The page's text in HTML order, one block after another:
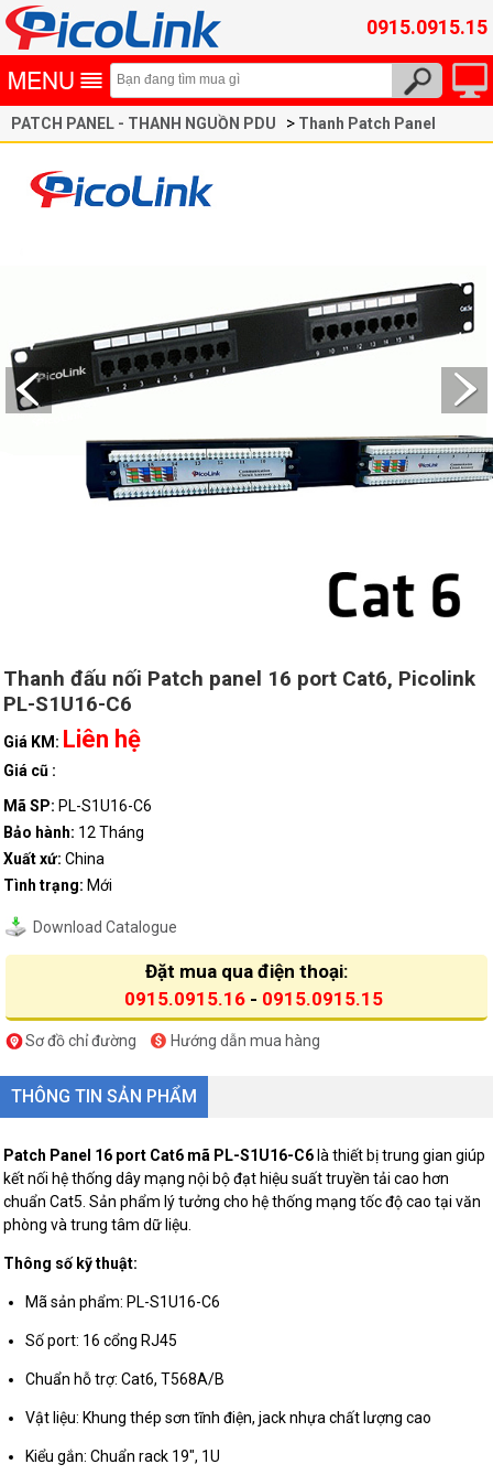
0915.0915.15
PATCH PANEL - THANH NGUỒN PDU Thanh Patch Panel
Thanh đấu nối Patch panel 16 port Cat6, Picolink
PL-S1U16-C6
Giá KM: Liên hệ
Giá cũ :
Mã SP: PL-S1U16-C6
Bảo hành: 12 Tháng
Xuất xứ: China
Tình trạng: Mới
Download Catalogue
Đặt mua qua điện thoại:
0915.0915.16 - 0915.0915.15
Sơ đồ chỉ đường Hướng dẫn mua hàng
THÔNG TIN SẢN PHẨM
Patch Panel 16 port Cat6 mã PL-S1U16-C6 là thiết bị trung gian giúp
kết nối hệ thống dây mạng nội bộ đạt hiệu suất truyền tải cao hơn
chuẩn Cat5. Sản phẩm lý tưởng cho hệ thống mạng tốc độ cao tại văn
phòng và trung tâm dữ liệu.
Thông số kỹ thuật:
Mã sản phẩm: PL-S1U16-C6
Số port: 16 cổng RJ45
Chuẩn hỗ trợ: Cat6, T568A/B
Vật liệu: Khung thép sơn tĩnh điện, jack nhựa chất lượng cao
Kiểu gắn: Chuẩn rack 19", 1U